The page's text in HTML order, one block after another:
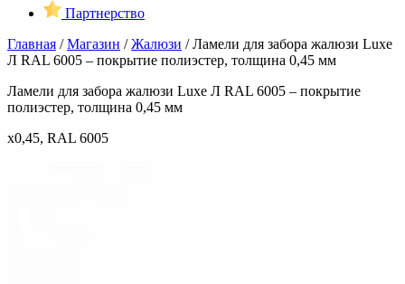
Партнерство
Главная /Магазин /Жалюзи /Ламели для забора жалюзи Luxe
Л RAL 6005 – покрытие полиэстер, толщина 0,45 мм
Ламели для забора жалюзи Luxe Л RAL 6005 – покрытие
полиэстер, толщина 0,45 мм
x0,45, RAL 6005